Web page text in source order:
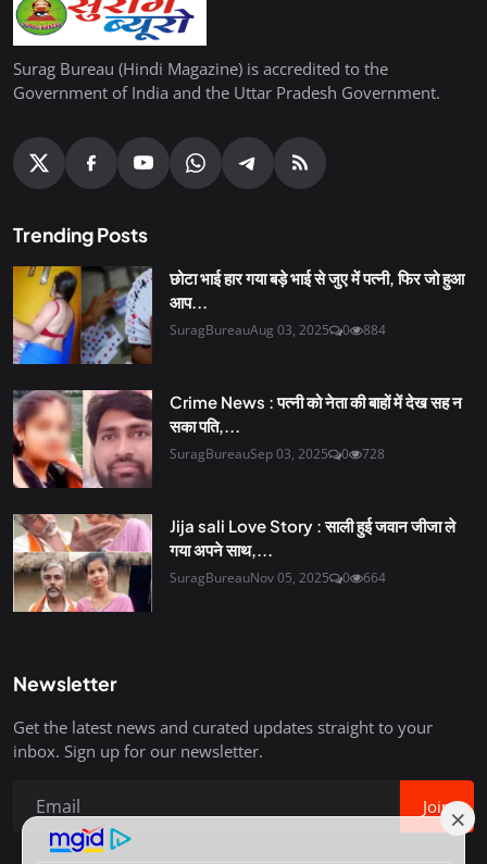
Surag Bureau (Hindi Magazine) is accredited to the
Government of India and the Uttar Pradesh Government.
Trending Posts
छोटा भाई हार गया बड़े भाई से जुए में पत्नी, फिर जो हुआ
आप...
SuragBureauAug 03, 2025 0 884
Crime News : पत्नी को नेता की बाहों में देख सह न
सका पति,...
SuragBureauSep 03, 2025 0 728
Jija sali Love Story : साली हुई जवान जीजा ले
गया अपने साथ,...
SuragBureauNov 05, 2025 0 664
Newsletter
Get the latest news and curated updates straight to your
inbox. Sign up for our newsletter.
Join